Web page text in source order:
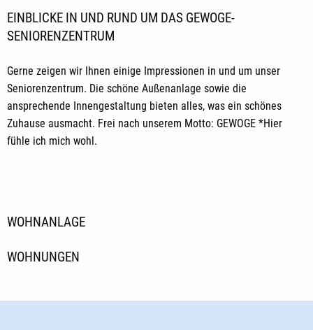
EINBLICKE IN UND RUND UM DAS GEWOGE-
SENIORENZENTRUM
Gerne zeigen wir Ihnen einige Impressionen in und um unser
Seniorenzentrum. Die schöne Außenanlage sowie die
ansprechende Innengestaltung bieten alles, was ein schönes
Zuhause ausmacht. Frei nach unserem Motto: GEWOGE *Hier
fühle ich mich wohl.
WOHNANLAGE
WOHNUNGEN